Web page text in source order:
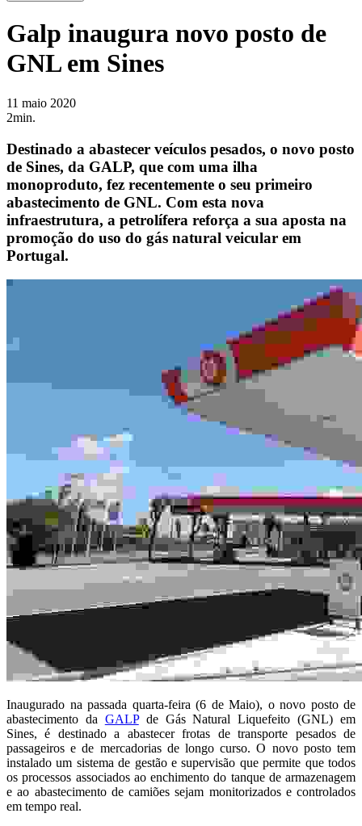
Galp inaugura novo posto de
GNL em Sines
11 maio 2020
2min.
Destinado a abastecer veículos pesados, o novo posto
de Sines, da GALP, que com uma ilha
monoproduto, fez recentemente o seu primeiro
abastecimento de GNL. Com esta nova
infraestrutura, a petrolífera reforça a sua aposta na
promoção do uso do gás natural veicular em
Portugal.
Inaugurado na passada quarta-feira (6 de Maio), o novo posto de
abastecimento da GALPde Gás Natural Liquefeito (GNL) em
Sines, é destinado a abastecer frotas de transporte pesados de
passageiros e de mercadorias de longo curso. O novo posto tem
instalado um sistema de gestão e supervisão que permite que todos
os processos associados ao enchimento do tanque de armazenagem
e ao abastecimento de camiões sejam monitorizados e controlados
em tempo real.